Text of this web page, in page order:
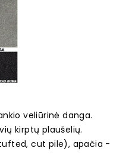
veliūrinė danga.
kirptų plaušelių.
cut pile), apačia -